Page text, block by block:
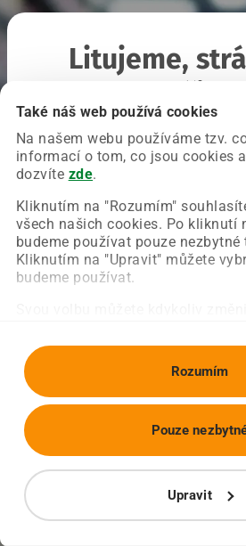
Také náš web používá cookies
Na našem webu používáme tzv.
informací o tom, co jsou cookies
dozvíte zde.
Kliknutím na "Rozumím"
všech našich cookies. Po kliknutí
budeme používat pouze nezbytné
Kliknutím na "Upravit" můžete
budeme používat.
Rozumím
Upravit
Pouze
Litujeme,
Chyba nastala na naší straně
Zkuste prosím znovu načíst
Obnovit stránku